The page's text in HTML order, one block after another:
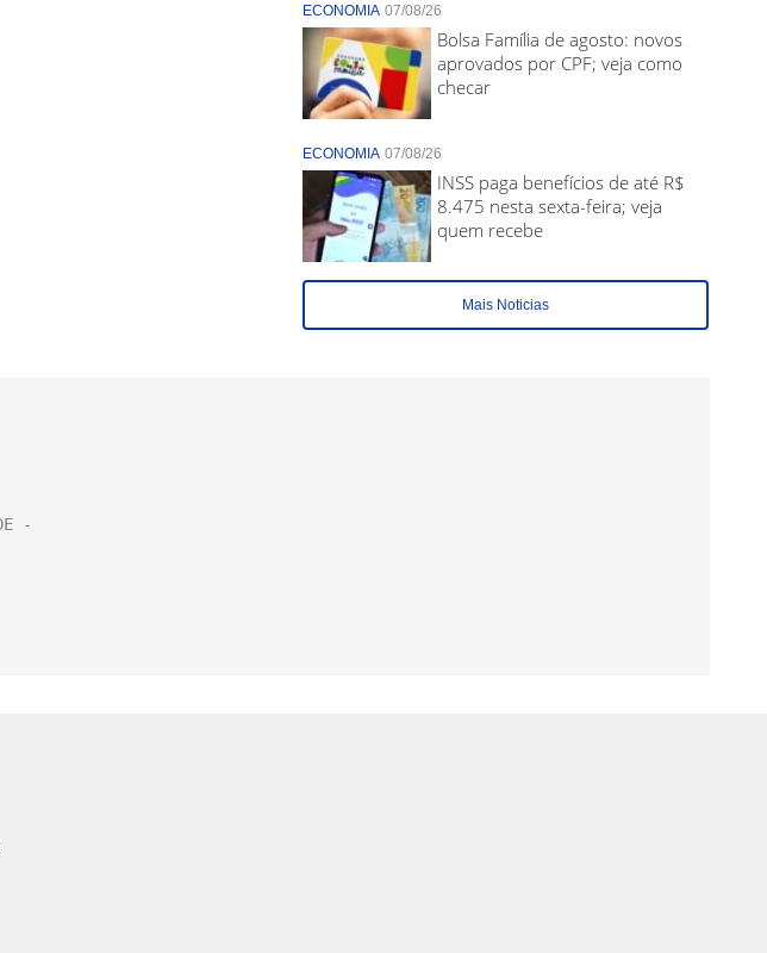
ECONOMIA 07/08/26
Bolsa Família de agosto: novos
aprovados por CPF; veja como
checar
ECONOMIA 07/08/26
INSS paga benefícios de até R$
8.475 nesta sexta-feira; veja
quem recebe
Mais Noticias